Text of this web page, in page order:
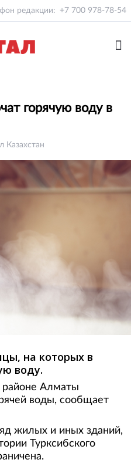
редакции: +7 700 978-78-54
горячую воду в
Казахстан
на которых в
воду.
районе Алматы
воды, сообщает
жилых и иных зданий,
Турксибского